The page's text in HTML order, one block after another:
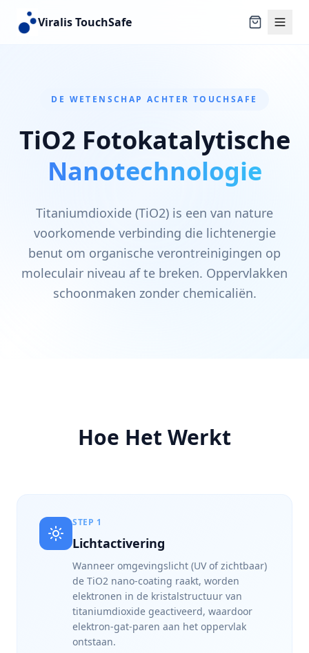
Viralis TouchSafe
DE WETENSCHAP ACHTER TOUCHSAFE
TiO2 Fotokatalytische
Nanotechnologie
Titaniumdioxide (TiO2) is een van nature
voorkomende verbinding die lichtenergie
benut om organische verontreinigingen op
moleculair niveau af te breken. Oppervlakken
schoonmaken zonder chemicaliën.
Hoe Het Werkt
STEP 1
Lichtactivering
Wanneer omgevingslicht (UV of zichtbaar)
de TiO2 nano-coating raakt, worden
elektronen in de kristalstructuur van
titaniumdioxide geactiveerd, waardoor
elektron-gat-paren aan het oppervlak
ontstaan.